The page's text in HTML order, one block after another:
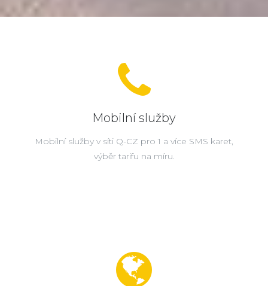
Mobilní služby
Mobilní služby v síti Q-CZ pro 1 a více SMS karet,
výběr tarifu na míru.